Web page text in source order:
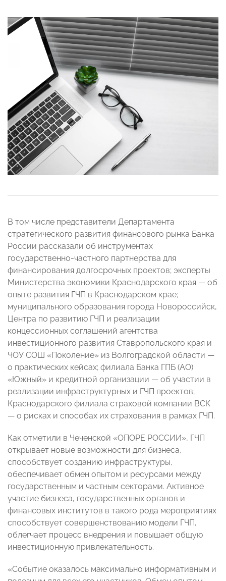
В том числе представители Департамента
стратегического развития финансового рынка Банка
России рассказали об инструментах
государственно-частного партнерства для
финансирования долгосрочных проектов; эксперты
Министерства экономики Краснодарского края — об
опыте развития ГЧП в Краснодарском крае;
муниципального образования города Новороссийск,
Центра по развитию ГЧП и реализации
концессионных соглашений агентства
инвестиционного развития Ставропольского края и
ЧОУ СОШ «Поколение» из Волгоградской области —
о практических кейсах; филиала Банка ГПБ (АО)
«Южный» и кредитной организации — об участии в
реализации инфраструктурных и ГЧП проектов;
Краснодарского филиала страховой компании ВСК
— о рисках и способах их страхования в рамках ГЧП.
Как отметили в Чеченской «ОПОРЕ РОССИИ», ГЧП
открывает новые возможности для бизнеса,
способствует созданию инфраструктуры,
обеспечивает обмен опытом и ресурсами между
государственным и частным секторами. Активное
участие бизнеса, государственных органов и
финансовых институтов в такого рода мероприятиях
способствует совершенствованию модели ГЧП,
облегчает процесс внедрения и повышает общую
инвестиционную привлекательность.
«Событие оказалось максимально информативным и